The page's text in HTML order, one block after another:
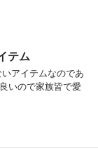
テム
アイテムなのであ
いので家族皆で愛